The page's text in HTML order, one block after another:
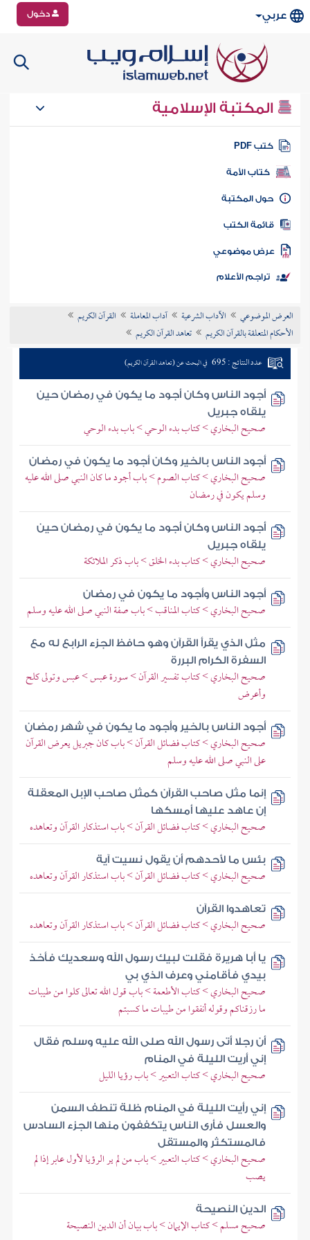
عربي دخول
المكتبة الإسلامية
كتب PDF
كتاب الأمة
المكتبة
الكتب
موضوعي
تراجم الأعلام
العرض الموضوعي الآداب الشرعية آداب المعاملة
القرآن الكريم
الأحكام المتعلقة بالقرآن الكريم
تعاهد القرآن الكريم
عدد النتائج : 695 في البحث عن (تعاهد القرآن الكريم)
أجود الناس وكان أجود ما يكون في رمضان حين
يلقاه جبريل
صحيح البخاري > كتاب بدء الوحي > باب بدء الوحي
أجود الناس بالخير وكان أجود ما يكون في رمضان
صحيح البخاري > كتاب الصوم > باب أجود ما كان النبي صلى الله عليه
وسلم يكون في رمضان
أجود الناس وكان أجود ما يكون في رمضان حين
يلقاه جبريل
صحيح البخاري > كتاب بدء الخلق > باب ذكر الملائكة
أجود الناس وأجود ما يكون في رمضان
صحيح البخاري > كتاب المناقب > باب صفة النبي صلى الله عليه وسلم
مثل الذي يقرأ القرآن وهو حافظ الجزء الرابع له مع
السفرة الكرام البررة
صحيح البخاري > كتاب تفسير القرآن > سورة عبس > عبس وتولى كلح
وأعرض
أجود الناس بالخير وأجود ما يكون في شهر رمضان
صحيح البخاري > كتاب فضائل القرآن > باب كان جبريل يعرض القرآن
على النبي صلى الله عليه وسلم
إنما مثل صاحب القرآن كمثل صاحب الإبل المعقلة
إن عاهد عليها أمسكها
صحيح البخاري > كتاب فضائل القرآن > باب استذكار القرآن وتعاهده
بئس ما لأحدهم أن يقول نسيت آية
صحيح البخاري > كتاب فضائل القرآن > باب استذكار القرآن وتعاهده
تعاهدوا القرآن
صحيح البخاري > كتاب فضائل القرآن > باب استذكار القرآن وتعاهده
يا أبا هريرة فقلت لبيك رسول الله وسعديك فأخذ
بيدي فأقامني وعرف الذي بي
صحيح البخاري > كتاب الأطعمة > باب قول الله تعالى كلوا من طيبات
ما رزقناكم وقوله أنفقوا من طيبات ما كسبتم
أن رجلا أتى رسول الله صلى الله عليه وسلم فقال
إني أريت الليلة في المنام
صحيح البخاري > كتاب التعبير > باب رؤيا الليل
إني رأيت الليلة في المنام ظلة تنطف السمن
والعسل فأرى الناس يتكففون منها الجزء السادس
فالمستكثر والمستقل
صحيح البخاري > كتاب التعبير > باب من لم ير الرؤيا لأول عابر إذا لم
يصب
الدين النصيحة
صحيح مسلم > كتاب الإيمان > باب بيان أن الدين النصيحة